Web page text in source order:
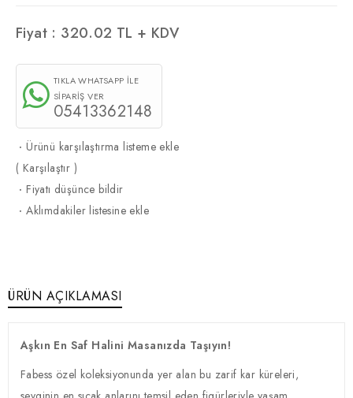
Fiyat : 320.02 TL + KDV
TIKLA WHATSAPP İLE
SİPARİŞ VER
05413362148
·Ürünü karşılaştırma listeme ekle
( Karşılaştır )
·Fiyatı düşünce bildir
·Aklımdakiler listesine ekle
ÜRÜN AÇIKLAMASI
Aşkın En Saf Halini Masanızda Taşıyın!
Fabess özel koleksiyonunda yer alan bu zarif kar küreleri,